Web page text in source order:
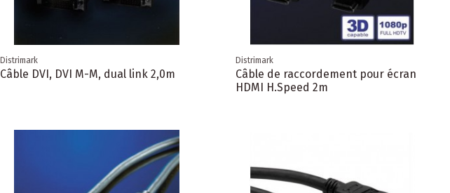
Distrimark
Câble DVI, DVI M-M, dual link 2,0m
Distrimark
Câble de raccordement pour écran
HDMI H.Speed 2m